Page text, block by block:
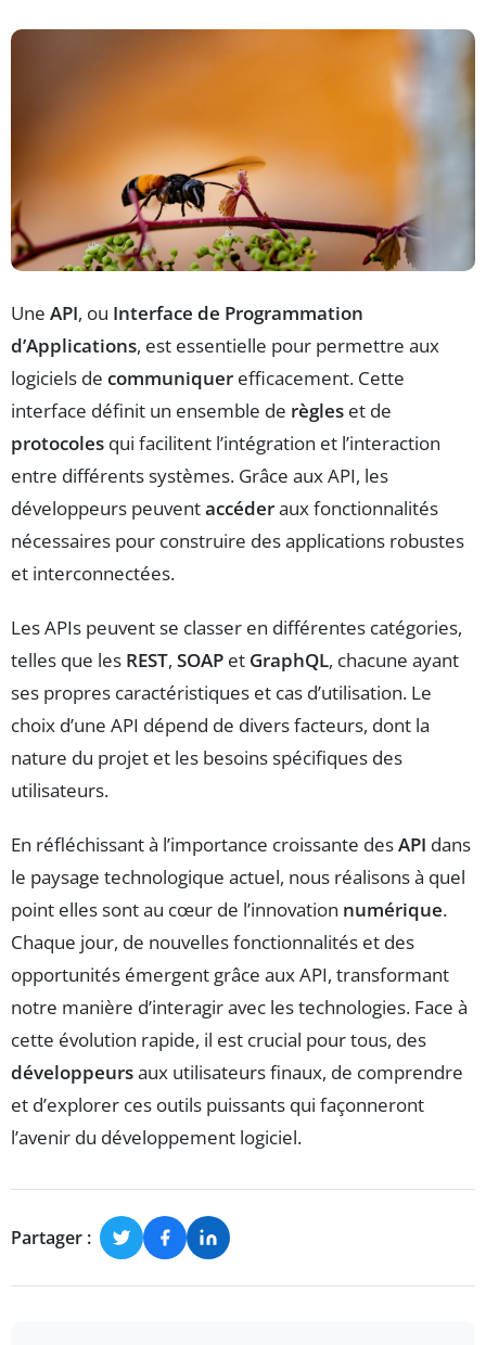
Une API, ou Interface de Programmation
d’Applications, est essentielle pour permettre aux
logiciels de communiquer efficacement. Cette
interface définit un ensemble de règles et de
protocoles qui facilitent l’intégration et l’interaction
entre différents systèmes. Grâce aux API, les
développeurs peuventaccéderaux fonctionnalités
nécessaires pour construire des applications robustes
et interconnectées.
Les APIs peuvent se classer en différentes catégories,
telles que les REST, SOAP et GraphQL, chacune ayant
ses propres caractéristiques et cas d’utilisation. Le
choix d’une API dépend de divers facteurs, dont la
nature du projet et les besoins spécifiques des
utilisateurs.
En réfléchissant à l’importance croissante desAPI dans
le paysage technologique actuel, nous réalisons à quel
point elles sont au cœur de l’innovation numérique.
Chaque jour, de nouvelles fonctionnalités et des
opportunités émergent grâce aux API, transformant
notre manière d’interagir avec les technologies. Face à
cette évolution rapide, il est crucial pour tous, des
développeursaux utilisateurs finaux, de comprendre
et d’explorer ces outils puissants qui façonneront
l’avenir du développement logiciel.
Partager :